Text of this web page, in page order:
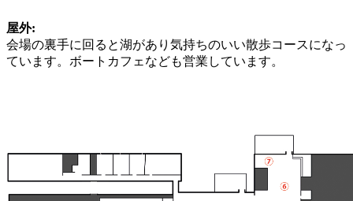
屋外:
会場の裏手に回ると湖があり気持ちのいい散歩コースになっ
ています。ボートカフェなども営業しています。